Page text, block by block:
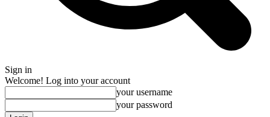
Sign in
Welcome! Log into your account
your username
your password